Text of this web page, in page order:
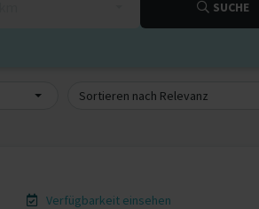
SUCHE
Sortieren nach Relevanz
Verfügbarkeit einsehen